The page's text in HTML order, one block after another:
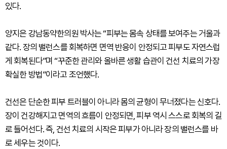
있다.
양지은 강남동약한의원 박사는 “피부는 몸속 상태를 보여주는 거울과
같다. 장의 밸런스를 회복하면 면역 반응이 안정되고 피부도 자연스럽
게 회복된다”며 “꾸준한 관리와 올바른 생활 습관이 건선 치료의 가장
확실한 방법”이라고 조언했다.
건선은 단순한 피부 트러블이 아니라 몸의 균형이 무너졌다는 신호다.
장이 건강해지고 면역의 흐름이 안정되면, 피부 역시 스스로 회복의 길
로 들어선다. 즉, 건선 치료의 시작은 피부가 아니라 장의 밸런스를 바
로 세우는 것이다.